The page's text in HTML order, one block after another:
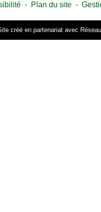
- Plan du site -
créé en partenariat avec